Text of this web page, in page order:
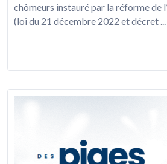
chômeurs instauré par la réforme de
(loi du 21 décembre 2022 et décret ...